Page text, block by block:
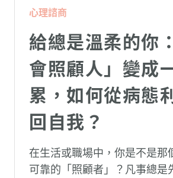
心理諮商
給總是溫柔的你
會照顧人」變成
累，如何從病態
回自我？
在生活或職場中，你是不是那
可靠的「照顧者」？凡事總是